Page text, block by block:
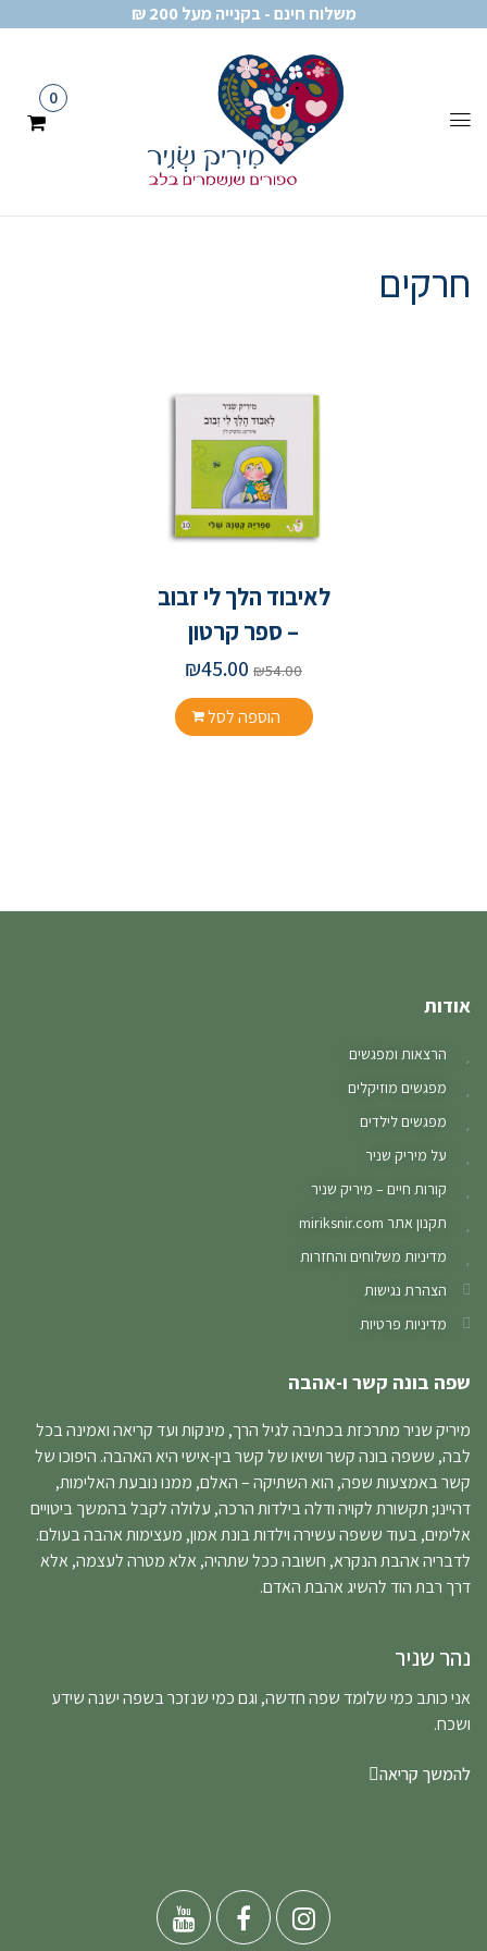
משלוח חינם - בקנייה מעל 200 ₪
0
חרקים
לאיבוד הלך לי זבוב
– ספר קרטון
₪54.00
₪45.00
הוספה לסל
אודות
הרצאות ומפגשים
מפגשים מוזיקלים
מפגשים לילדים
על מיריק שניר
קורות חיים – מיריק שניר
תקנון אתר miriksnir.com
מדיניות משלוחים והחזרות
הצהרת נגישות
מדיניות פרטיות
שפה בונה קשר ו-אהבה
מיריק שניר מתרכזת בכתיבה לגיל הרך, מינקות ועד קריאה ואמינה בכל
לבה, ששפה בונה קשר ושיאו של קשר בין-אישי היא האהבה. היפוכו של
קשר באמצעות שפה, הוא השתיקה – האלם, ממנו נובעת האלימות,
דהיינו; תקשורת לקויה ודלה בילדות הרכה, עלולה לקבל בהמשך ביטויים
אלימים, בעוד ששפה עשירה וילדות בונת אמון, מעצימות אהבה בעולם.
לדבריה אהבת הנקרא, חשובה ככל שתהיה, אלא מטרה לעצמה, אלא
דרך רבת הוד להשיג אהבת האדם.
נהר שניר
אני כותב כמי שלומד שפה חדשה, וגם כמי שנזכר בשפה ישנה שידע
ושכח.
להמשך קריאה